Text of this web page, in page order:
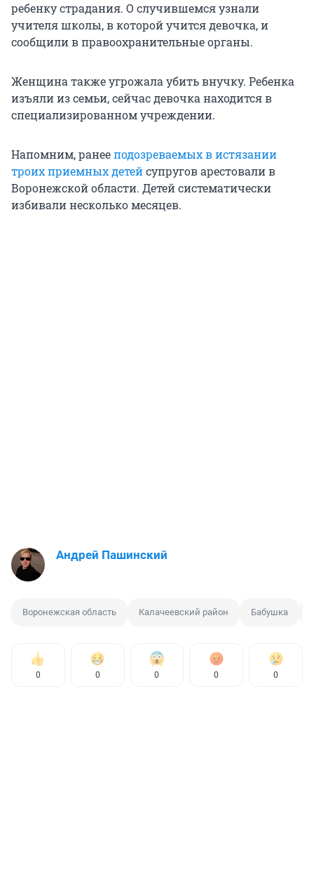
ребенку страдания. О случившемся узнали
учителя школы, в которой учится девочка, и
сообщили в правоохранительные органы.
Женщина также угрожала убить внучку. Ребенка
изъяли из семьи, сейчас девочка находится в
специализированном учреждении.
Напомним, ранееподозреваемых в истязании
троих приемных детейсупругов арестовали в
Воронежской области. Детей систематически
избивали несколько месяцев.
Андрей Пашинский
Воронежская область Калачеевский район Бабушка
0 0 0 0 0